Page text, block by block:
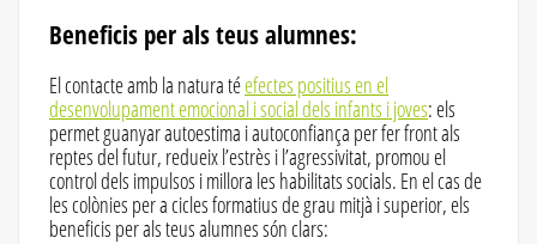
Beneficis per als teus alumnes:
El contacte amb la natura téefectes positius en el
desenvolupament emocional i social dels infants i joves: els
permet guanyar autoestima i autoconfiança per fer front als
reptes del futur, redueix l’estrès i l’agressivitat, promou el
control dels impulsos i millora les habilitats socials. En el cas de
les colònies per a cicles formatius de grau mitjà i superior, els
beneficis per als teus alumnes són clars: